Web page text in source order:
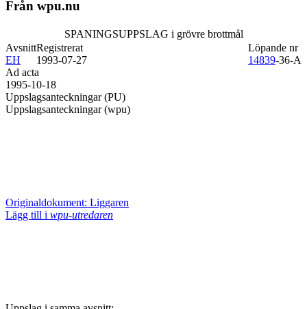
Från wpu.nu
SPANINGSUPPSLAG i grövre brottmål
Avsnitt
EH
Löpande nr
14839-36-A
Registrerat
1993-07-27
Ad acta
1995-10-18
Uppslagsanteckningar (PU)
Uppslagsanteckningar (wpu)
Originaldokument: Liggaren
Lägg till i wpu-utredaren